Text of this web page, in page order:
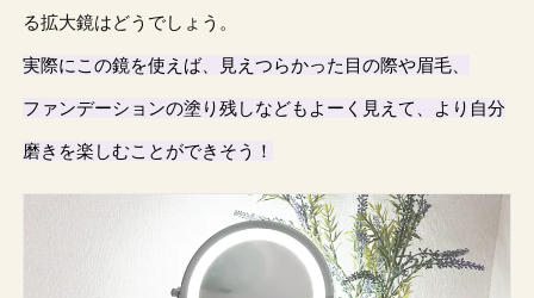
る拡大鏡はどうでしょう。
実際にこの鏡を使えば、見えつらかった目の際や眉毛、
ファンデーションの塗り残しなどもよーく見えて、より自分
磨きを楽しむことができそう！